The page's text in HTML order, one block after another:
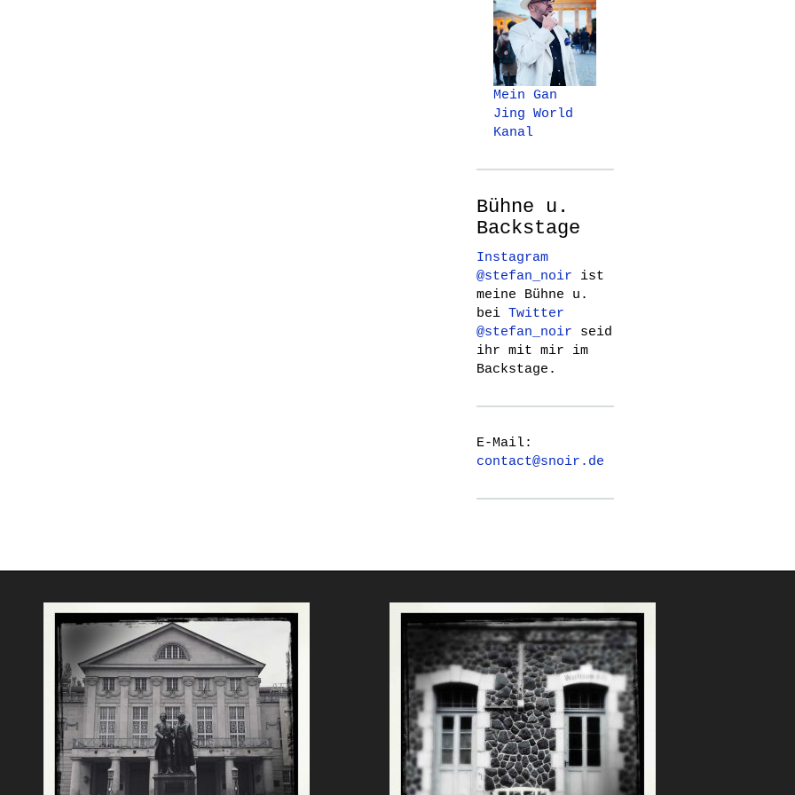
Mein Gan
Jing World
Kanal
Bühne u.
Backstage
Instagram
@stefan_noir ist
meine Bühne u.
bei Twitter
@stefan_noir seid
ihr mit mir im
Backstage.
E-Mail:
contact@snoir.de